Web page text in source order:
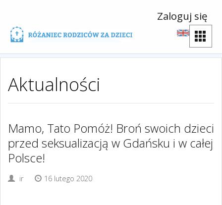
Zaloguj się
Aktualności
Mamo, Tato Pomóż! Broń swoich dzieci
przed seksualizacją w Gdańsku i w całej
Polsce!
ir 16 lutego 2020